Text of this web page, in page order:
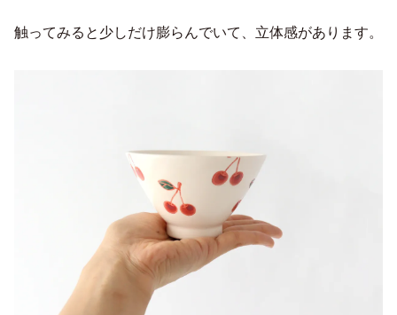
触ってみると少しだけ膨らんでいて、立体感があります。